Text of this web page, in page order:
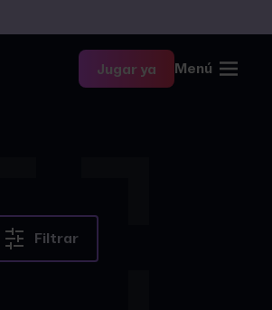
Jugar ya Menú
Filtrar